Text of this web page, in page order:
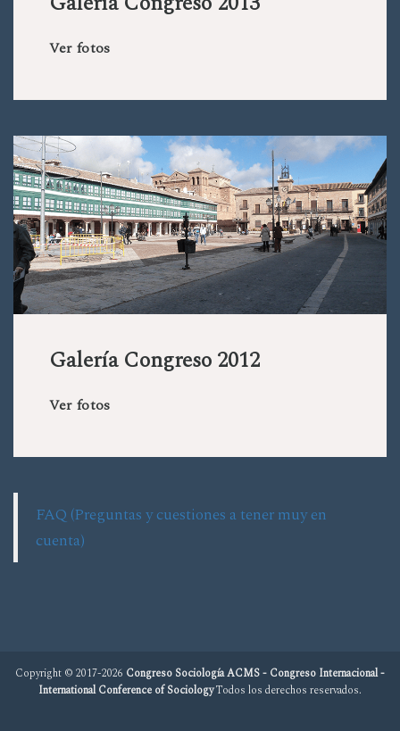
Ver fotos
Galería Congreso 2012
Ver fotos
FAQ (Preguntas y cuestiones a tener muy en
cuenta)
Copyright © 2017-2026 Congreso Sociología ACMS - Congreso Internacional -
International Conference of SociologyTodos los derechos reservados.